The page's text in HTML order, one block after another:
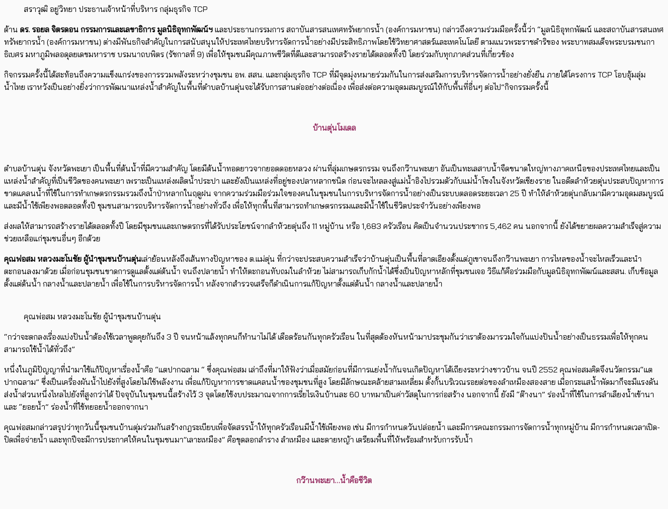
สราวุฒิ อยู่วิทยา ประธานเจ้าหน้าที่บริหาร กลุ่มธุรกิจ TCP
ด้าน ดร. รอยล จิตรดอน กรรมการและเลขาธิการ มูลนิธิอุทกพัฒน์ฯ และประธานกรรมการ สถาบันสารสนเทศทรัพยากรน้ำ (องค์การมหาชน) กล่าวถึงความร่วมมือครั้งนี้ว่า “มูลนิธิอุทกพัฒน์ และสถาบันสารสนเทศ
ทรัพยากรน้ำ (องค์การมหาชน) ต่างมีพันธกิจสำคัญในการสนับสนุนให้ประเทศไทยบริหารจัดการน้ำอย่างมีประสิทธิภาพโดยใช้วิทยาศาสตร์และเทคโนโลยี ตามแนวพระราชดำริของ พระบาทสมเด็จพระบรมชนกา
ธิเบศร มหาภูมิพลอดุลยเดชมหาราช บรมนาถบพิตร (รัชกาลที่ 9) เพื่อให้ชุมชนมีคุณภาพชีวิตที่ดีและสามารถสร้างรายได้ตลอดทั้งปี โดยร่วมกับทุกภาคส่วนที่เกี่ยวข้อง
กิจกรรมครั้งนี้ได้สะท้อนถึงความแข็งแกร่งของการรวมพลังระหว่างชุมชน อพ. สสน. และกลุ่มธุรกิจ TCP ที่มีจุดมุ่งหมายร่วมกันในการส่งเสริมการบริหารจัดการน้ำอย่างยั่งยืน ภายใต้โครงการ TCP โอบอุ้มลุ่ม
น้ำไทย เราหวังเป็นอย่างยิ่งว่าการพัฒนาแหล่งน้ำสำคัญในพื้นที่ตำบลบ้านตุ่นจะได้รับการสานต่ออย่างต่อเนื่อง เพื่อส่งต่อความอุดมสมบูรณ์ให้กับพื้นที่อื่นๆ ต่อไป”กิจกรรมครั้งนี้
บ้านตุ่นโมเดล
ตำบลบ้านตุ่น จังหวัดพะเยา เป็นพื้นที่ต้นน้ำที่มีความสำคัญ โดยมีต้นน้ำทอดยาวจากยอดดอยหลวง ผ่านที่ลุ่มเกษตรกรรม จนถึงกว๊านพะเยา อันเป็นทะเลสาบน้ำจืดขนาดใหญ่ทางภาคเหนือของประเทศไทยและเป็น
แหล่งน้ำสำคัญที่เป็นชีวิตของคนพะเยา เพราะเป็นแหล่งผลิตน้ำประปา และยังเป็นแหล่งที่อยู่ของปลาหลากชนิด ก่อนจะไหลลงสู่แม่น้ำอิงไปรวมตัวกับแม่น้ำโขงในจังหวัดเชียงราย ในอดีตลำห้วยตุ่นประสบปัญหาการ
ขาดแคลนน้ำที่ใช้ในการทำเกษตรกรรมรวมถึงน้ำป่าหลากในฤดูฝน จากความร่วมมือร่วมใจของคนในชุมชนในการบริหารจัดการน้ำอย่างเป็นระบบตลอดระยะเวลา 25 ปี ทำให้ลำห้วยตุ่นกลับมามีความอุดมสมบูรณ์
และมีน้ำใช้เพียงพอตลอดทั้งปี ชุมชนสามารถบริหารจัดการน้ำอย่างทั่วถึง เพื่อให้ทุกพื้นที่สามารถทำเกษตรกรรมและมีน้ำใช้ในชีวิตประจำวันอย่างเพียงพอ
ส่งผลให้สามารถสร้างรายได้ตลอดทั้งปี โดยมีชุมชนและเกษตรกรที่ได้รับประโยชน์จากลำห้วยตุ่นถึง 11 หมู่บ้าน หรือ 1,683 ครัวเรือน คิดเป็นจำนวนประชากร 5,462 คน นอกจากนี้ ยังได้ขยายผลความสำเร็จสู่ความ
ช่วยเหลือแก่ชุมชนอื่นๆ อีกด้วย
คุณพ่อสม หลวงมะโนชัย ผู้นำชุมชนบ้านตุ่นเล่าย้อนหลังถึงเส้นทางปัญหาของ ต.แม่ตุ่น ที่กว่าจะประสบความสำเร็จว่าบ้านตุ่นเป็นพื้นที่ลาดเอียงตั้งแต่ภูเขาจนถึงกว๊านพะเยา การไหลของน้ำจะไหลเร็วและนำ
ตะกอนลงมาด้วย เมื่อก่อนชุมชนขาดการดูแลตั้งแต่ต้นน้ำ จนถึงปลายน้ำ ทำให้ตะกอนทับถมในลำห้วย ไม่สามารถเก็บกักน้ำได้ซึ่งเป็นปัญหาหลักที่ชุมชนเจอ วิธีแก้คือร่วมมือกับมูลนิธิอุทกพัฒน์และสสน. เก็บข้อมูล
ตั้งแต่ต้นน้ำ กลางน้ำและปลายน้ำ เพื่อใช้ในการบริหารจัดการน้ำ หลังจากสำรวจเสร็จก็ดำเนินการแก้ปัญหาตั้งแต่ต้นน้ำ กลางน้ำและปลายน้ำ
คุณพ่อสม หลวงมะโนชัย ผู้นำชุมชนบ้านตุ่น
“กว่าจะตกลงเรื่องแบ่งปันน้ำต้องใช้เวลาพูดคุยกันถึง 3 ปี จนหน้าแล้งทุกคนก็ทำนาไม่ได้ เดือดร้อนกันทุกครัวเรือน ในที่สุดต้องหันหน้ามาประชุมกันว่าเราต้องมารวมใจกันแบ่งปันน้ำอย่างเป็นธรรมเพื่อให้ทุกคน
สามารถใช้น้ำได้ทั่วถึง”
หนึ่งในภูมิปัญญาที่นำมาใช้แก้ปัญหาเรื่องน้ำคือ “แตปากฉลาม “ ซึ่งคุณพ่อสม เล่าถึงที่มาให้ฟังว่าเมื่อสมัยก่อนที่มีการแย่งน้ำกันจนเกิดปัญหาโต้เถียงระหว่างชาวบ้าน จนปี 2552 คุณพ่อสมคิดจึงนวัตกรรม“แต
ปากฉลาม” ซึ่งเป็นเครื่องผันน้ำไปยังที่สูงโดยไม่ใช้พลังงาน เพื่อแก้ปัญหาการขาดแคลนน้ำของชุมชนที่สูง โดยมีลักษณะคล้ายสามเหลี่ยม ตั้งกั้นบริเวณรอยต่อของลำเหมืองสองสาย เมื่อกระแสน้ำพัดมาก็จะมีแรงดัน
ส่งน้ำส่วนหนึ่งไหลไปยังที่สูงกว่าได้ ปัจจุบันในชุมชนนี้สร้างไว้ 3 จุดโดยใช้งบประมาณจากการเรี่ยไรเงินบ้านละ 60 บาทมาเป็นค่าวัสดุในการก่อสร้าง นอกจากนี้ ยังมี “ต๊างนา” ร่องน้ำที่ใช้ในการลำเลียงน้ำเข้านา
และ “ยอยน้ำ” ร่องน้ำที่ใช้ทยอยน้ำออกจากนา
คุณพ่อสมกล่าวสรุปว่าทุกวันนี้ชุมชนบ้านตุ่มร่วมกันสร้างกฎระเบียบเพื่อจัดสรรน้ำให้ทุกครัวเรือนมีน้ำใช้เพียงพอ เช่น มีการกำหนดวันปล่อยน้ำ และมีการคณะกรรมการจัดการน้ำทุกหมู่บ้าน มีการกำหนดเวลาเปิด-
ปิดเพื่อจ่ายน้ำ และทุกปีจะมีการประกาศให้คนในชุมชนมา”เลาะเหมือง” คือขุดลอกลำราง ลำเหมือง และดายหญ้า เตรียมพื้นที่ให้พร้อมสำหรับการรับน้ำ
กว๊านพะเยา…น้ำคือชีวิต